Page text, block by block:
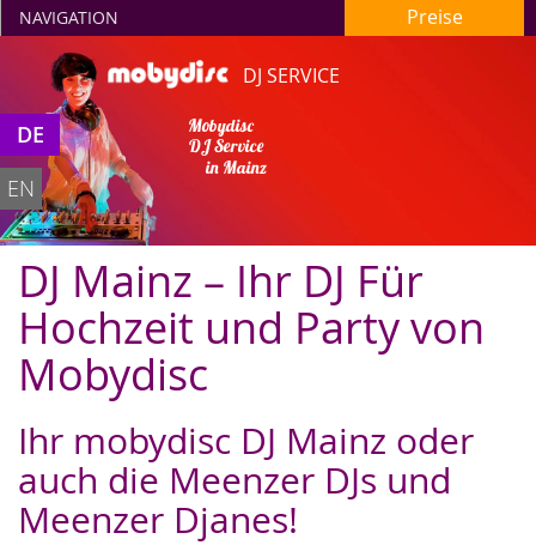
DJ SERVICE
Mobydisc
DJ Service
in Mainz
NAVIGATION Preise
DE
EN
DJ Mainz – Ihr DJ Für
Hochzeit und Party von
Mobydisc
Ihr mobydisc DJ Mainz oder
auch die Meenzer DJs und
Meenzer Djanes!